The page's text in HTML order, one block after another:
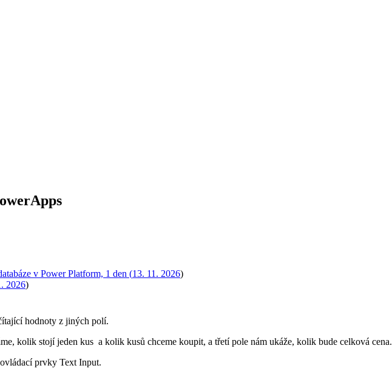
v Power Platform, 1 den (13. 11. 2026)
2026)
hodnoty z jiných polí.
kolik stojí jeden kus a kolik kusů chceme koupit, a třetí pole nám ukáže, kolik bude celková cena.
prvky Text Input.